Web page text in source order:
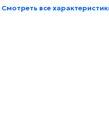
Смотреть все